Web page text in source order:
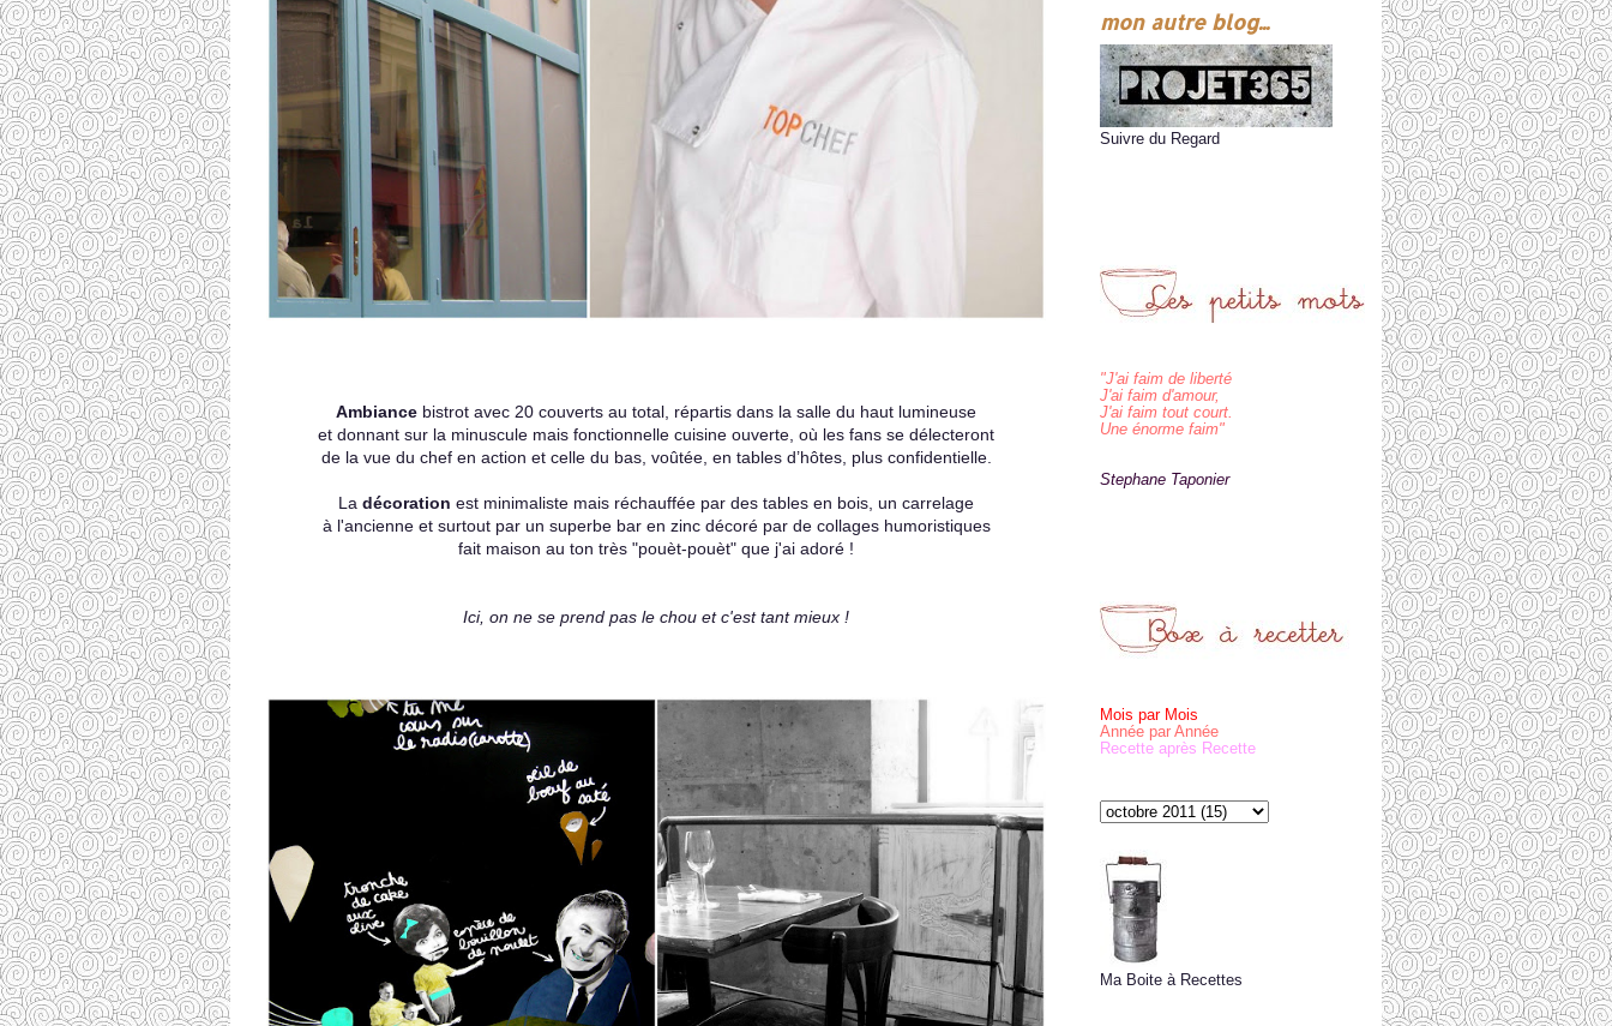
Ambiance bistrot avec 20 couverts au total, répartis dans la salle du haut lumineuse
et donnant sur la minuscule mais fonctionnelle cuisine ouverte, où les fans se délecteront
de la vue du chef en action et celle du bas, voûtée, en tables d’hôtes, plus confidentielle.
La décoration est minimaliste mais réchauffée par des tables en bois, un carrelage
à l'ancienne et surtout par un superbe bar en zinc décoré par de collages humoristiques
fait maison au ton très "pouèt-pouèt" que j'ai adoré !
Ici, on ne se prend pas le chou et c'est tant mieux !
mon autre blog...
Suivre du Regard
"J'ai faim de liberté
J'ai faim d'amour,
J'ai faim tout court.
Une énorme faim"
Stephane Taponier
Mois par Mois
Année par Année
Recette après Recette
Ma Boite à Recettes